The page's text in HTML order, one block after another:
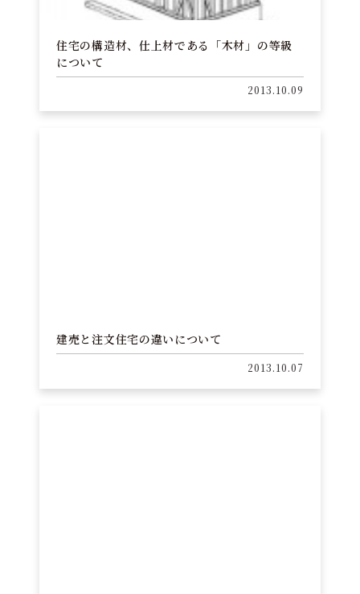
住宅の構造材、仕上材である「木材」の等級
について
2013.10.09
建売と注文住宅の違いについて
2013.10.07